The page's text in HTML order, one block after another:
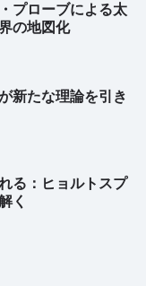
プローブによる太
の地図化
新たな理論を引き
る：ヒョルトスプ
く